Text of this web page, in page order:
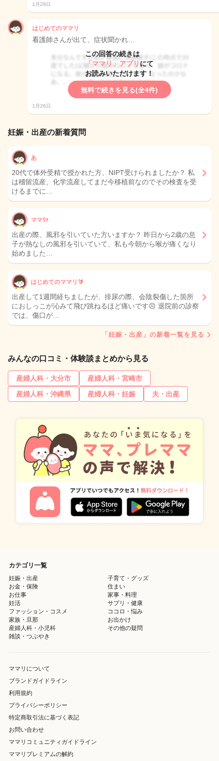
1月29日
はじめてのママリ
看護師さんが出て、症状聞かれ…
この回答の続きは
「ママリ」アプリ にて
お読みいただけます！
無料で続きを見る(全4件)
1月26日
妊娠・出産の新着質問
あ
20代で体外受精で授かれた方、NIPT受けられましたか？ 私
は稽留流産、化学流産してまだ今移植前なのでその検査を受
けるまでに…
ママﾘｧ
出産の際、風邪を引いていた方いますか？ 昨日から2歳の息
子が熱なしの風邪を引いていて、私も今朝から喉が痛くなり
始めました…
はじめてのママリ🔰
出産して1週間経ちましたが、排尿の際、会陰裂傷した箇所
におしっこが沁みて飛び跳ねるほど痛いです😣 退院前の診察
では、傷口が…
「妊娠・出産」の新着一覧を見る
みんなの口コミ・体験談まとめから見る
産婦人科・大分市
産婦人科・宮崎市
産婦人科・沖縄県
産婦人科・妊娠 夫・出産
カテゴリ一覧
妊娠・出産
子育て・グッズ
お金・保険
住まい
お仕事
家事・料理
妊活
サプリ・健康
ファッション・コスメ
ココロ・悩み
家族・旦那
お出かけ
産婦人科・小児科
その他の疑問
雑談・つぶやき
ママリについて
ブランドガイドライン
利用規約
プライバシーポリシー
特定商取引法に基づく表記
お問い合わせ
ママリコミュニティガイドライン
ママリプレミアムの解約